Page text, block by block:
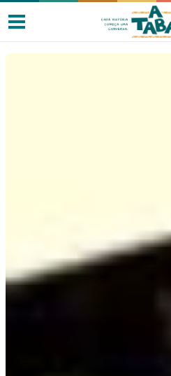
Como ler?